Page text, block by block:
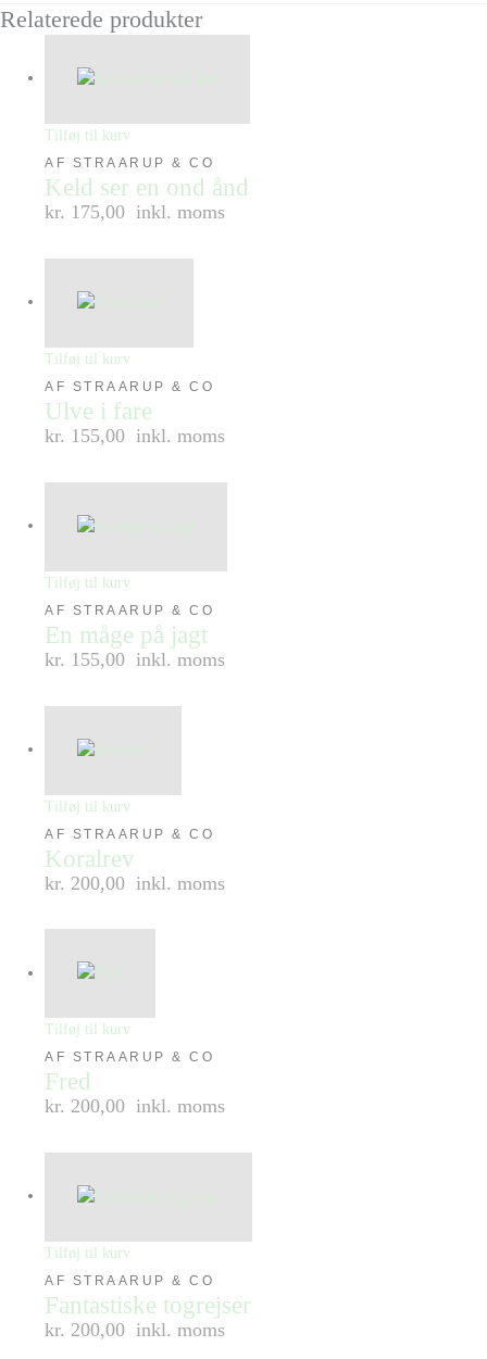
Relaterede produkter
Tilføj til kurv
AF STRAARUP & CO
Keld ser en ond ånd
kr. 175,00 inkl. moms
Tilføj til kurv
AF STRAARUP & CO
Ulve i fare
kr. 155,00 inkl. moms
Tilføj til kurv
AF STRAARUP & CO
En måge på jagt
kr. 155,00 inkl. moms
Tilføj til kurv
AF STRAARUP & CO
Koralrev
kr. 200,00 inkl. moms
Tilføj til kurv
AF STRAARUP & CO
Fred
kr. 200,00 inkl. moms
Tilføj til kurv
AF STRAARUP & CO
Fantastiske togrejser
kr. 200,00 inkl. moms